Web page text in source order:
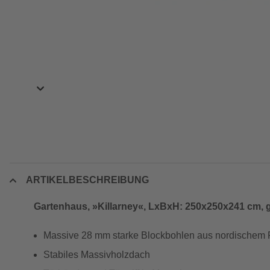
ARTIKELBESCHREIBUNG
Gartenhaus, »Killarney«, LxBxH: 250x250x241 cm,
Massive 28 mm starke Blockbohlen aus nordischem
Stabiles Massivholzdach